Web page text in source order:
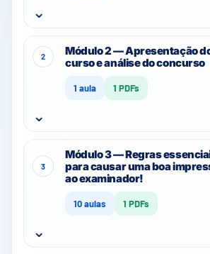
⌄
2
Módulo 2 — Apresentação
curso e análise do concurso
1 aula 1 PDFs
⌄
3
Módulo 3 — Regras
para causar uma boa
ao examinador!
10 aulas 1 PDFs
⌄